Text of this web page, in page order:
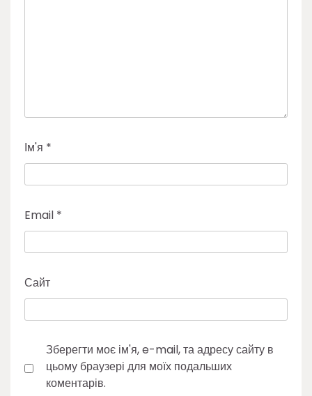
Ім'я *
Email *
Сайт
Зберегти моє ім'я, e-mail, та адресу сайту в
цьому браузері для моїх подальших
коментарів.